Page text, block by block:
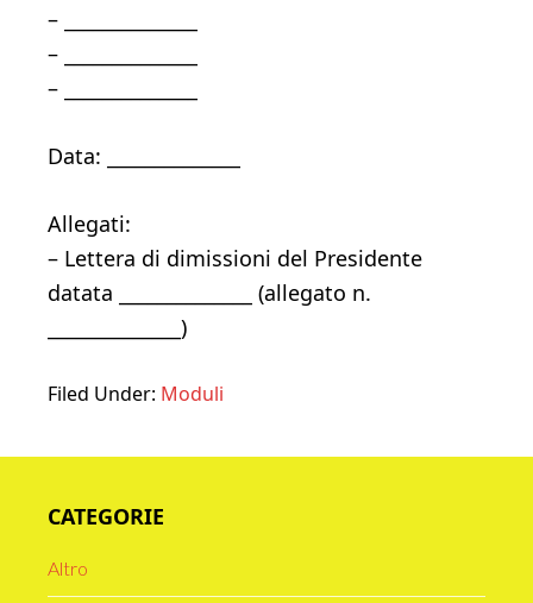
– ______________
– ______________
– ______________
Data: ______________
Allegati:
– Lettera di dimissioni del Presidente
datata ______________ (allegato n.
______________)
Filed Under: Moduli
Sidebar
CATEGORIE
Altro